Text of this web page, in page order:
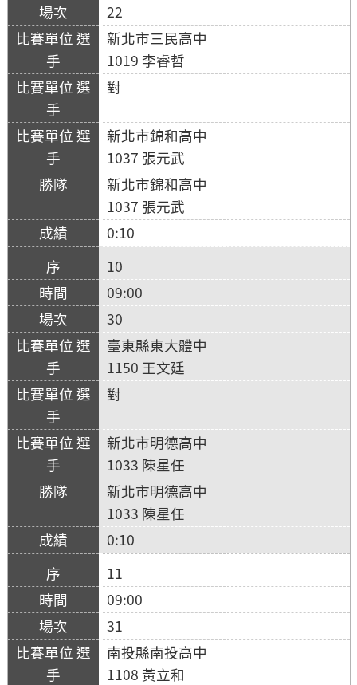
22
新北市三民高中
1019 李睿哲
對
新北市錦和高中
1037 張元武
新北市錦和高中
1037 張元武
0:10
10
09:00
30
臺東縣東大體中
1150 王文廷
對
新北市明德高中
1033 陳星任
新北市明德高中
1033 陳星任
0:10
11
09:00
31
南投縣南投高中
1108 黃立和